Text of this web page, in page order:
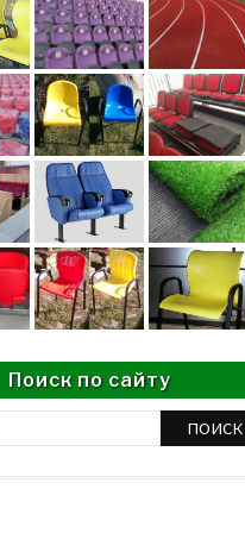
Поиск по сайту